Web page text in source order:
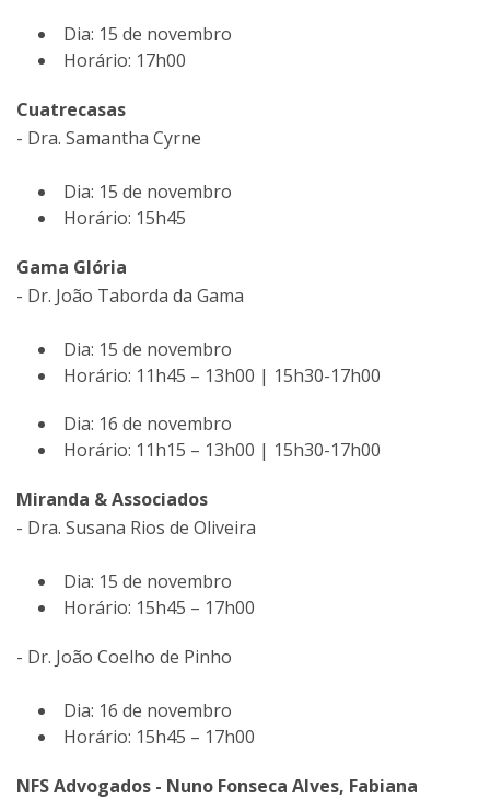
Dia: 15 de novembro
Horário: 17h00
Cuatrecasas
- Dra. Samantha Cyrne
Dia: 15 de novembro
Horário: 15h45
Gama Glória
- Dr. João Taborda da Gama
Dia: 15 de novembro
Horário: 11h45 – 13h00 | 15h30-17h00
Dia: 16 de novembro
Horário: 11h15 – 13h00 | 15h30-17h00
Miranda & Associados
- Dra. Susana Rios de Oliveira
Dia: 15 de novembro
Horário: 15h45 – 17h00
- Dr. João Coelho de Pinho
Dia: 16 de novembro
Horário: 15h45 – 17h00
NFS Advogados - Nuno Fonseca Alves, Fabiana